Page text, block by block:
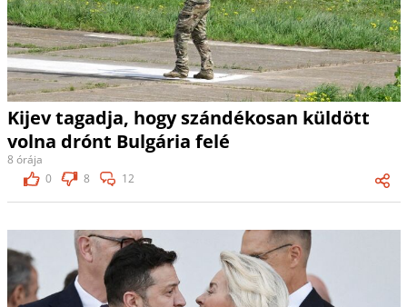
Kijev tagadja, hogy szándékosan küldött
volna drónt Bulgária felé
8 órája
0
8 12